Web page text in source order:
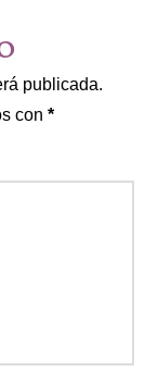
publicada.
con*